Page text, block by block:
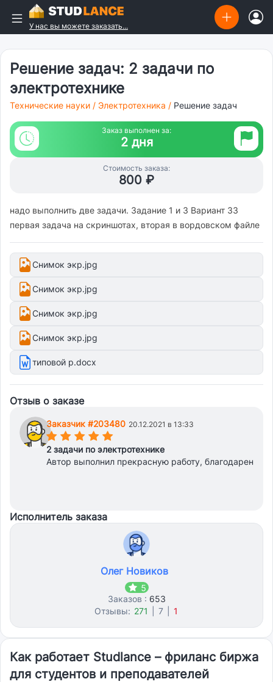
У нас вы можете заказать...
Решение задач: 2 задачи по
электротехнике
Технические науки / Электротехника / Решение задач
Заказ выполнен за:
2 дня
Стоимость заказа:
800 ₽
надо выполнить две задачи. Задание 1 и 3 Вариант 33
первая задача на скриншотах, вторая в вордовском файле
Снимок экр.jpg
Снимок экр.jpg
Снимок экр.jpg
Снимок экр.jpg
типовой р.docx
Отзыв о заказе
Заказчик #203480 20.12.2021 в 13:33
(*)(*)(*)(*)(*)
2 задачи по электротехнике
Автор выполнил прекрасную работу, благодарен
Исполнитель заказа
Олег Новиков
5
Заказов : 653
Отзывы: 271 7 1
Как работает Studlance – фриланс биржа
для студентов и преподавателей